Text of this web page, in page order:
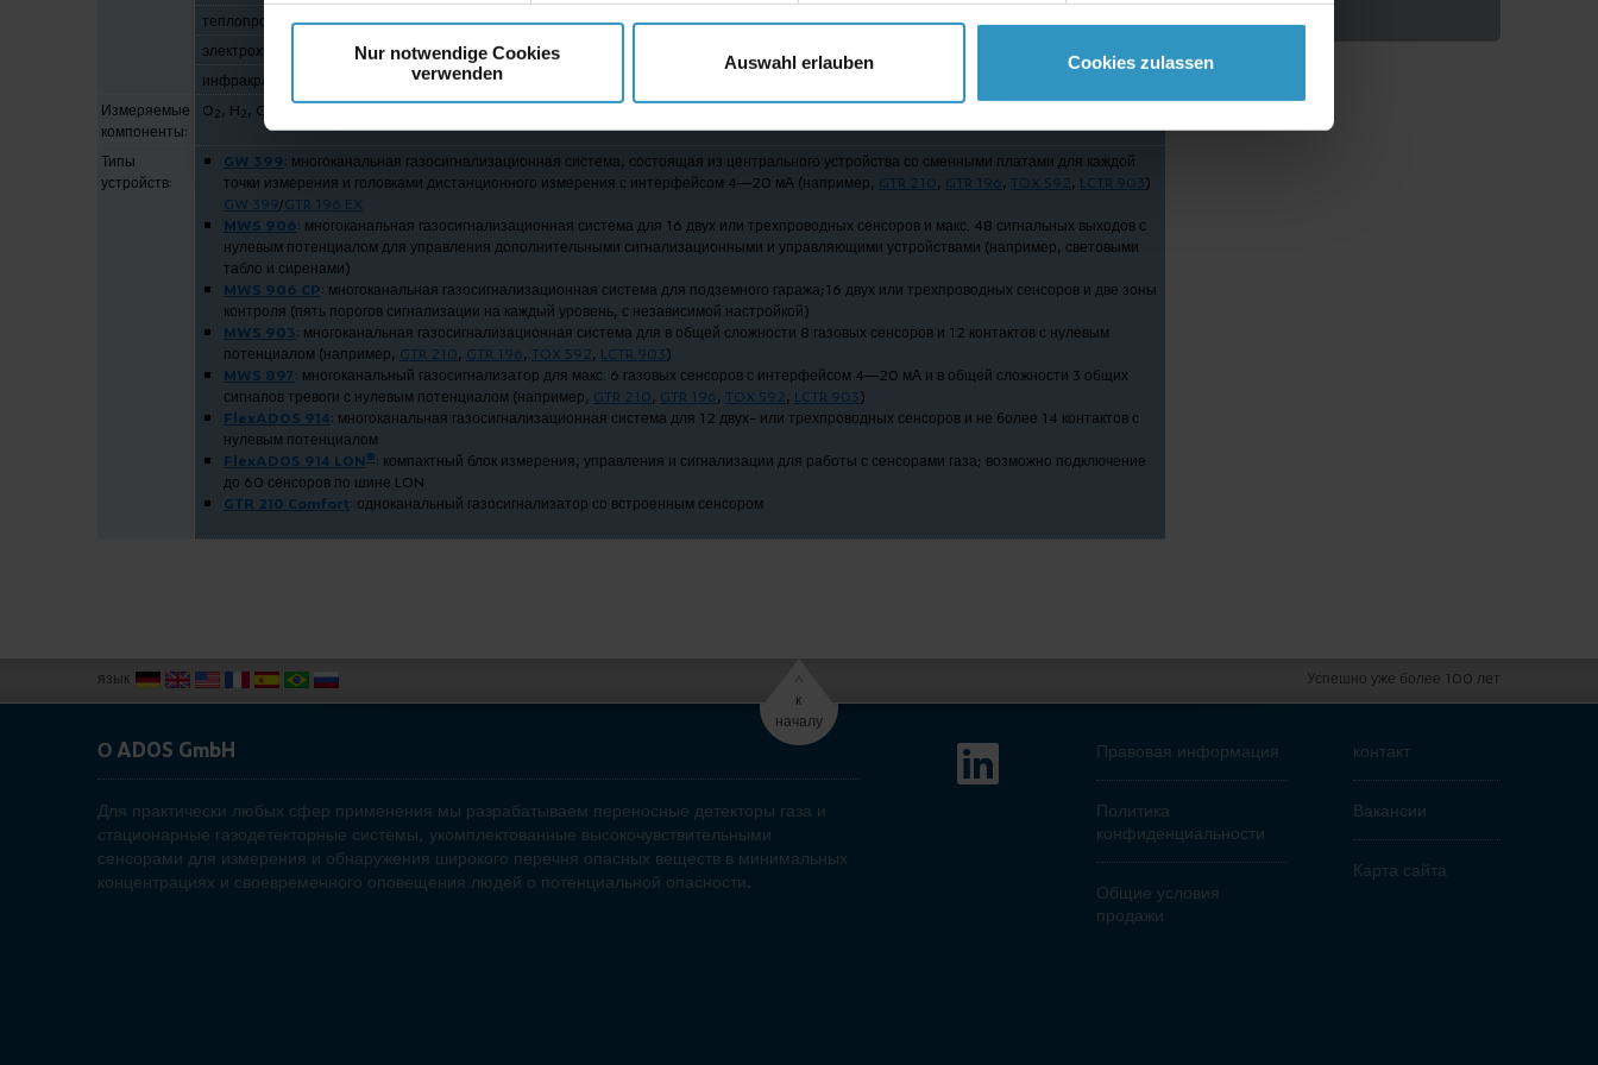
Nur notwendige Cookies
verwenden
Auswahl erlauben Cookies zulassen
теплопроводность:
от 0—2 об. % до 0—100 об. %
электрохимическая реакция:
диапазоны от ppm до об. %
инфракрасный анализ:
Измеряемые
компоненты:
O2, H2, CO , CO, CH , хлороводород, гелий, неон, пропан, толуол, ксилол и мн. др.
Типы
устройств:
GW 399: многоканальная газосигнализационная система, состоящая из центрального устройства со сменными платами для каждой
точки измерения и головками дистанционного измерения с интерфейсом 4—20 мА (например, GTR 210, GTR 196, TOX 592, LCTR 903)
GW 399/GTR 196 EX
MWS 906: многоканальная газосигнализационная система для 16 двух или трехпроводных сенсоров и макс. 48 сигнальных выходов с
нулевым потенциалом для управления дополнительными сигнализационными и управляющими устройствами (например, световыми
табло и сиренами)
MWS 906 CP: многоканальная газосигнализационная система для подземного гаража;16 двух или трехпроводных сенсоров и две зоны
контроля (пять порогов сигнализации на каждый уровень, с независимой настройкой)
MWS 903: многоканальная газосигнализационная система для в общей сложности 8 газовых сенсоров и 12 контактов с нулевым
потенциалом (например, GTR 210, GTR 196, TOX 592, LCTR 903)
MWS 897: многоканальный газосигнализатор для макс. 6 газовых сенсоров с интерфейсом 4—20 мА и в общей сложности 3 общих
сигналов тревоги с нулевым потенциалом (например, GTR 210, GTR 196, TOX 592, LCTR 903)
FlexADOS 914: многоканальная газосигнализационная система для 12 двух- или трехпроводных сенсоров и не более 14 контактов с
нулевым потенциалом
FlexADOS 914 LON®: компактный блок измерения, управления и сигнализации для работы с сенсорами газа; возможно подключение
до 60 сенсоров по шине LON
GTR 210 Comfort: одноканальный газосигнализатор со встроенным сенсором
Аксессуары
язык ^
к
началу
Успешно уже более 100 лет
О ADOS GmbH
Для практически любых сфер применения мы разрабатываем переносные детекторы газа и
стационарные газодетекторные системы, укомплектованные высокочувствительными
сенсорами для измерения и обнаружения широкого перечня опасных веществ в минимальных
концентрациях и своевременного оповещения людей о потенциальной опасности.
Правовая информация
Политика
конфиденциальности
Общие условия
продажи
контакт
Вакансии
Карта сайта